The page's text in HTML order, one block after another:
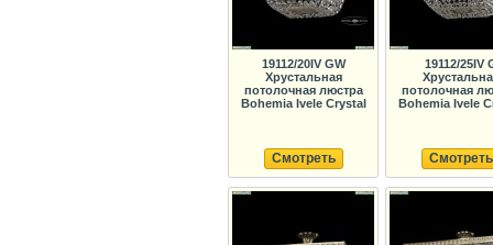
19112/20IV GW
Хрустальная
потолочная люстра
Bohemia Ivele Crystal
Смотреть
19112/25IV
потолочная
Bohemia Ivele
Смотреть